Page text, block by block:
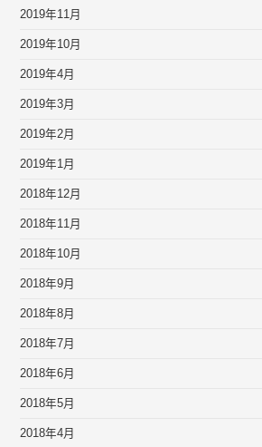
2019年11月
2019年10月
2019年4月
2019年3月
2019年2月
2019年1月
2018年12月
2018年11月
2018年10月
2018年9月
2018年8月
2018年7月
2018年6月
2018年5月
2018年4月